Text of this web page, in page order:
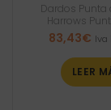
Dardos Punta
Harrows
83,43€
LEER